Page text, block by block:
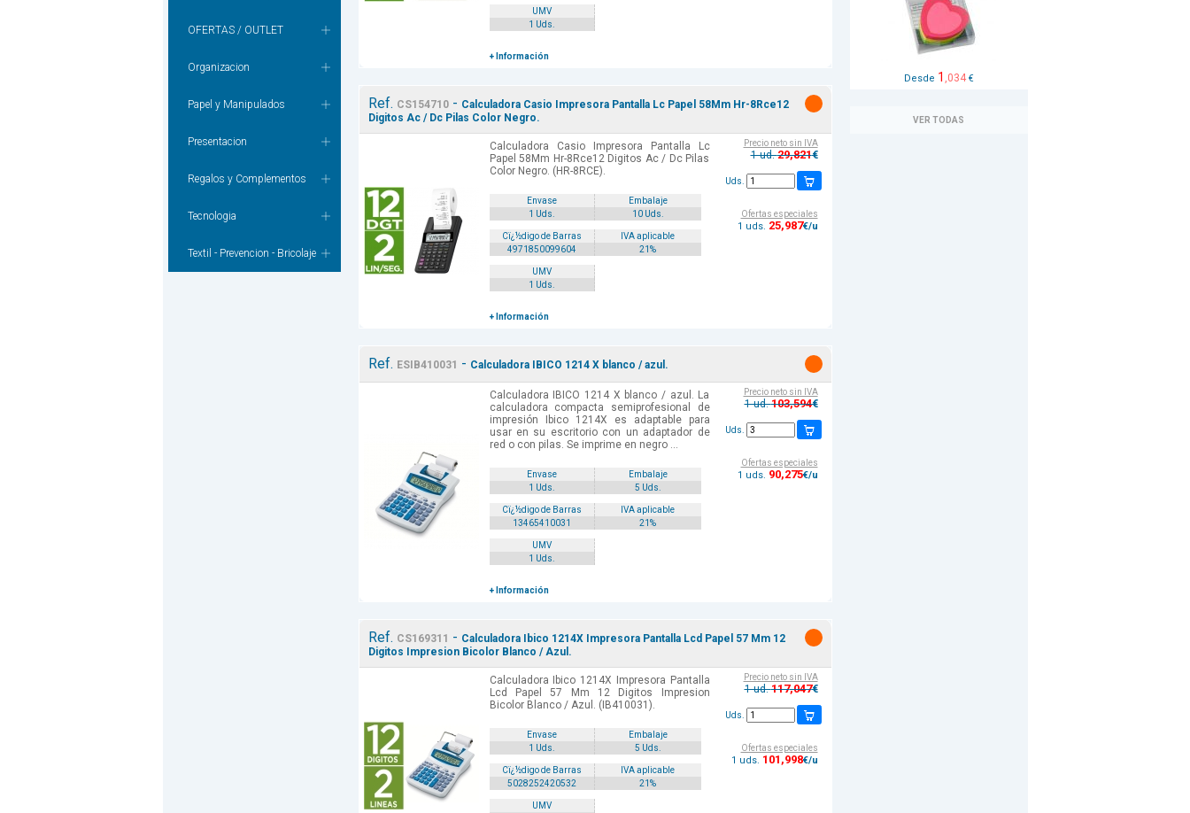
OFERTAS / OUTLET
Organizacion
Papel y Manipulados
Presentacion
Regalos y Complementos
Tecnologia
Textil - Prevencion - Bricolaje
UMV
1 Uds.
+ Información
Ref. CS154710- Calculadora Casio Impresora Pantalla Lc Papel 58Mm Hr-8Rce12
Digitos Ac / Dc Pilas Color Negro.
Calculadora Casio Impresora Pantalla Lc
Papel 58Mm Hr-8Rce12 Digitos Ac / Dc Pilas
Color Negro. (HR-8RCE).
Envase
Embalaje
1 Uds.
10 Uds.
Cï¿½digo de Barras
IVA aplicable
4971850099604
21%
UMV
1 Uds.
+ Información
Precio neto sin IVA
1 ud.29,821€
Uds.
Ofertas especiales
1 uds. 25,987€/u
Ref. ESIB410031 - Calculadora IBICO 1214 X blanco / azul.
Calculadora IBICO 1214 X blanco / azul. La
calculadora compacta semiprofesional de
impresión Ibico 1214X es adaptable para
usar en su escritorio con un adaptador de
red o con pilas. Se imprime en negro ...
Envase
Embalaje
1 Uds.
5 Uds.
Cï¿½digo de Barras
IVA aplicable
13465410031
21%
UMV
1 Uds.
+ Información
Precio neto sin IVA
1 ud.103,594€
Uds.
Ofertas especiales
1 uds. 90,275€/u
Ref. CS169311 - Calculadora Ibico 1214X Impresora Pantalla Lcd Papel 57 Mm 12
Digitos Impresion Bicolor Blanco / Azul.
Calculadora Ibico 1214X Impresora Pantalla
Lcd Papel 57 Mm 12 Digitos Impresion
Bicolor Blanco / Azul. (IB410031).
Envase
Embalaje
1 Uds.
5 Uds.
Cï¿½digo de Barras
IVA aplicable
5028252420532
21%
UMV
Precio neto sin IVA
1 ud.117,047€
Uds.
Ofertas especiales
1 uds. 101 ,998€/u
Desde 1 ,034€
VER TODAS